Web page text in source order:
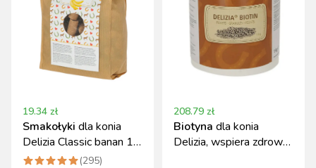
19.34 zł
Smakołyki dla konia
Delizia Classic banan 1
kg Kerbl
(295)
208.79 zł
Biotyna dla konia
Delizia, wspiera zdrowe